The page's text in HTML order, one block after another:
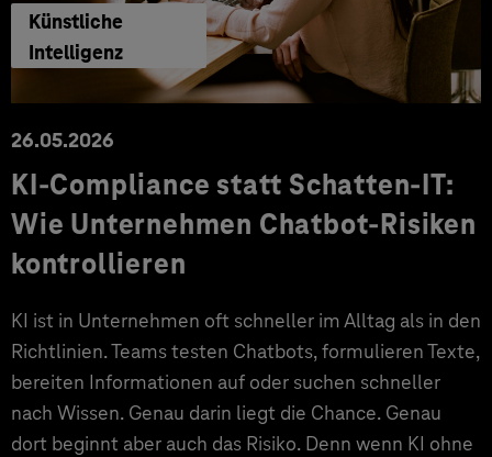
Künstliche
Intelligenz
26.05.2026
KI-Compliance statt Schatten-IT:
Wie Unternehmen Chatbot-Risiken
kontrollieren
KI ist in Unternehmen oft schneller im Alltag als in den
Richtlinien. Teams testen Chatbots, formulieren Texte,
bereiten Informationen auf oder suchen schneller
nach Wissen. Genau darin liegt die Chance. Genau
dort beginnt aber auch das Risiko. Denn wenn KI ohne